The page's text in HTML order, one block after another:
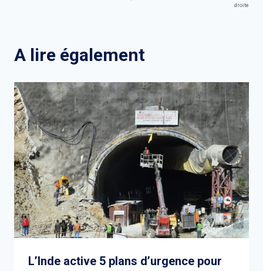
droite
A lire également
L’Inde active 5 plans d’urgence pour